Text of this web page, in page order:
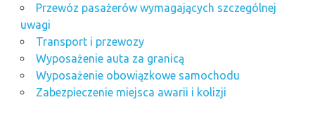
Przewóz pasażerów wymagających szczególnej
uwagi
Transport i przewozy
Wyposażenie auta za granicą
Wyposażenie obowiązkowe samochodu
Zabezpieczenie miejsca awarii i kolizji